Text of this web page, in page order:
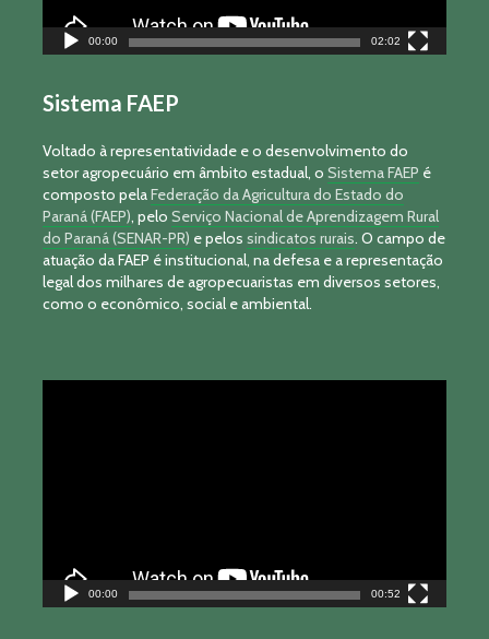
00:00 02:02
Sistema FAEP
Voltado à representatividade e o desenvolvimento do
setor agropecuário em âmbito estadual, o Sistema FAEP é
composto pelaFederação da Agricultura do Estado do
Paraná (FAEP), pelo Serviço Nacional de Aprendizagem Rural
do Paraná (SENAR-PR) e pelos sindicatos rurais. O campo de
atuação da FAEP é institucional, na defesa e a representação
legal dos milhares de agropecuaristas em diversos setores,
como o econômico, social e ambiental.
00:00 00:52